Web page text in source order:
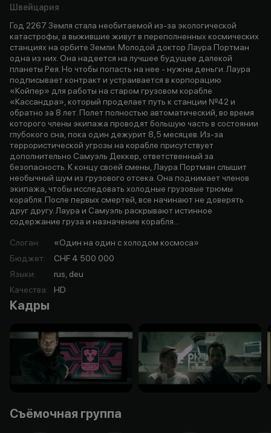
Швейцария
Год 2267. Земля стала необитаемой из-за экологической
катастрофы, а выжившие живут в переполненных космических
станциях на орбите Земли. Молодой доктор Лаура Портман
одна из них. Она надеется на лучшее будущее далекой
планеты Рея. Но чтобы попасть на нее - нужны деньги. Лаура
подписывает контракт и устраивается в корпорацию
«Койпер» для работы на старом грузовом корабле
«Кассандра», который проделает путь к станции №42 и
обратно за 8 лет. Полет полностью автоматический, во время
которого члены экипажа проводят большую часть в состоянии
глубокого сна, пока один дежурит 8,5 месяцев. Из-за
террористической угрозы на корабле присутствует
дополнительно Самуэль Деккер, ответственный за
безопасность. К концу своей смены, Лаура Портман слышит
необычный шум из грузового отсека. Она поднимает членов
экипажа, чтобы исследовать холодные грузовые трюмы
корабля. После первых смертей, все начинают не доверять
друг другу. Лаура и Самуэль раскрывают истинное
содержание груза и назначение корабля...
Слоган:
«Один на один с холодом космоса»
Бюджет:
CHF 4 500 000
Языки:
rus, deu
Качества: HD
Кадры
Съёмочная группа